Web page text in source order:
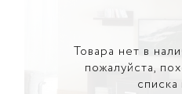
Товара нет в
пожалуйста,